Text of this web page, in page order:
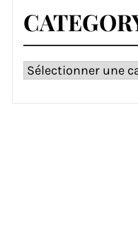
Category